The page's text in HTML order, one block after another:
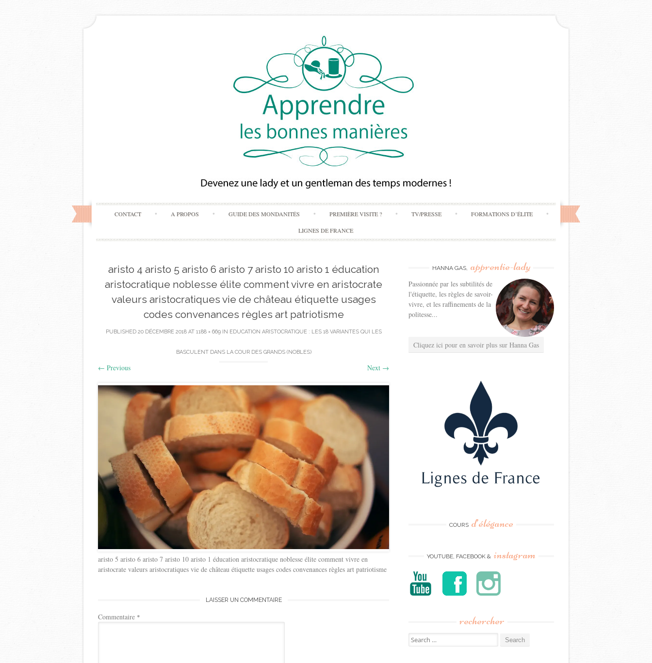
Skip
to
content
CONTACT A PROPOS GUIDE DES MONDANITÉS PREMIÈRE VISITE ? TV/PRESSE FORMATIONS D’ÉLITE
LIGNES DE FRANCE
aristo 4 aristo 5 aristo 6 aristo 7 aristo 10 aristo 1 éducation
aristocratique noblesse élite comment vivre en aristocrate
valeurs aristocratiques vie de château étiquette usages
codes convenances règles art patriotisme
PUBLISHED 20 DÉCEMBRE 2018AT 1188 × 669IN EDUCATION ARISTOCRATIQUE : LES 18 VARIANTES QUI LES
BASCULENT DANS LA COUR DES GRANDS (NOBLES)
← Previous Next →
aristo 5 aristo 6 aristo 7 aristo 10 aristo 1 éducation aristocratique noblesse élite comment vivre en
aristocrate valeurs aristocratiques vie de château étiquette usages codes convenances règles art patriotisme
LAISSER UN COMMENTAIRE
Commentaire *
HANNA GAS, apprentie-lady
Passionnée par les subtilités de
l'étiquette, les règles de savoir-
vivre, et les raffinements de la
politesse...
Cliquez ici pour en savoir plus sur Hanna Gas
COURS d’élégance
YOUTUBE, FACEBOOK & instagram
rechercher
Search
for: